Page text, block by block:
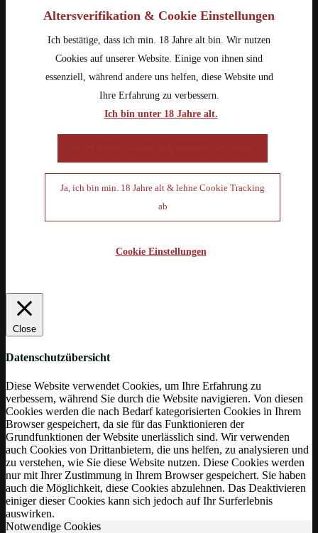
Altersverifikation & Cookie Einstellungen
Ich bestätige, dass ich min. 18 Jahre alt bin. Wir nutzen
Cookies auf unserer Website. Einige von ihnen sind
essenziell, während andere uns helfen, diese Website und
Ihre Erfahrung zu verbessern.
Ich bin unter 18 Jahre alt.
Ja, ich bin min. 18 Jahre alt & lehne Cookie Tracking
ab
Cookie Einstellungen
Close
Datenschutzübersicht
Diese Website verwendet Cookies, um Ihre Erfahrung zu
verbessern, während Sie durch die Website navigieren. Von diesen
Cookies werden die nach Bedarf kategorisierten Cookies in Ihrem
Browser gespeichert, da sie für das Funktionieren der
Grundfunktionen der Website unerlässlich sind. Wir verwenden
auch Cookies von Drittanbietern, die uns helfen, zu analysieren und
zu verstehen, wie Sie diese Website nutzen. Diese Cookies werden
nur mit Ihrer Zustimmung in Ihrem Browser gespeichert. Sie haben
auch die Möglichkeit, diese Cookies abzulehnen. Das Deaktivieren
einiger dieser Cookies kann sich jedoch auf Ihr Surferlebnis
auswirken.
Notwendige Cookies